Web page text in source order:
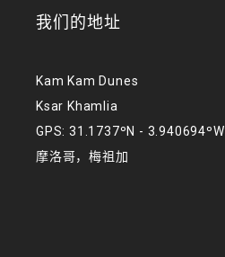
我们的地址
Kam Kam Dunes
Ksar Khamlia
GPS: 31.1737ºN - 3.940694ºW
摩洛哥，梅祖加